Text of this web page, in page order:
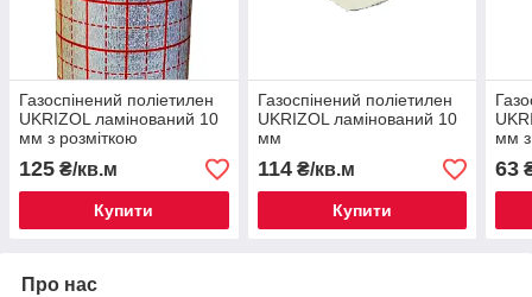
Газоспінений поліетилен
UKRIZOL ламінований 10
мм з розміткою
125 ₴/кв.м
Купити
Газоспінений поліетилен
UKRIZOL ламінований 10
мм
114₴/кв.м
Купити
мм з
63
Про нас